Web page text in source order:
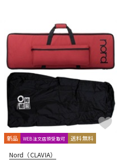
新品 WEB注文店頭受取可 送料無料
Nord（CLAVIA）